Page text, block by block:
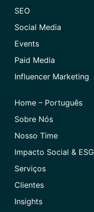
SEO
Social Media
Events
Paid Media
Influencer Marketing
Home – Português
Sobre Nós
Nosso Time
Impacto Social & ESG
Serviços
Clientes
Insights